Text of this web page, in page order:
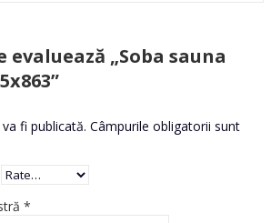
„Soba sauna
fi publicată. Câmpurile obligatorii sunt
*